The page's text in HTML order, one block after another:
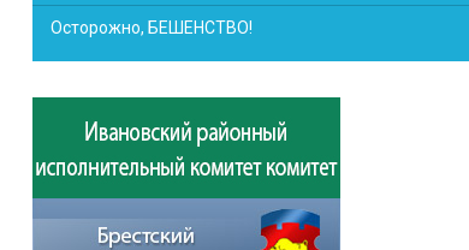
Осторожно, БЕШЕНСТВО!